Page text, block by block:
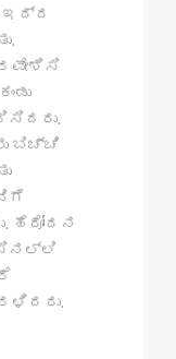
ಇದ್ದ
ಬಿಚ್ಚಿ
ಹೆರೋದನ